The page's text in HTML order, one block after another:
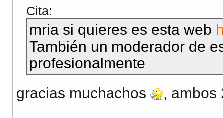
Cita:
mria si quieres es esta web
También un moderador de
profesionalmente
gracias muchachos
, ambos